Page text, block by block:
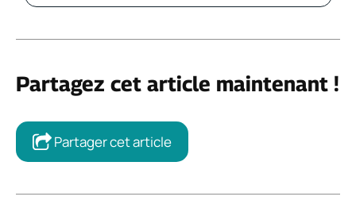
Partagez cet article maintenant !
Partager cet article